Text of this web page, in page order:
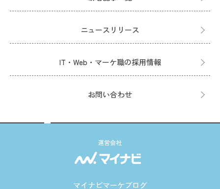
ニュースリリース
IT・Web・マーケ職の採用情報
お問い合わせ
運営会社
マイナビマーケブログ